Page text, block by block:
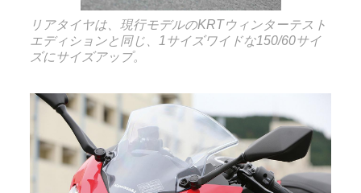
リアタイヤは、現行モデルのKRTウィンターテスト
エディションと同じ、1サイズワイドな150/60サイ
ズにサイズアップ。